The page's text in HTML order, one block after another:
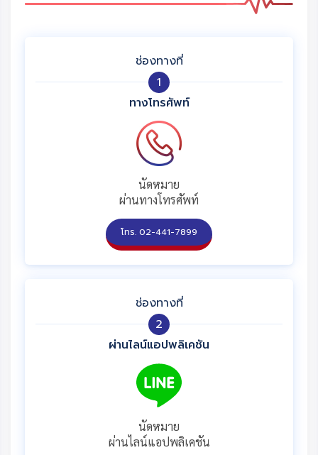
ช่องทางที่
1
ทางโทรศัพท์
นัดหมาย
ผ่านทางโทรศัพท์
โทร. 02-441-7899
ช่องทางที่
2
ผ่านไลน์แอปพลิเคชัน
นัดหมาย
ผ่านไลน์แอปพลิเคชัน